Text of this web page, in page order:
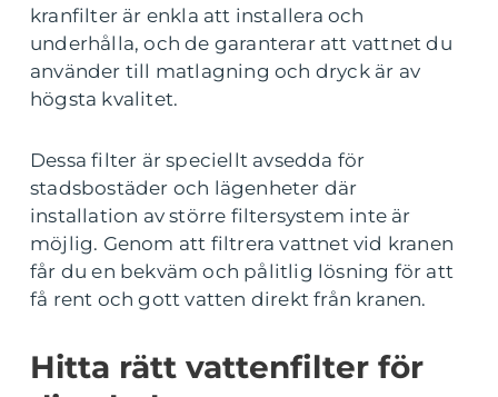
kranfilter är enkla att installera och
underhålla, och de garanterar att vattnet du
använder till matlagning och dryck är av
högsta kvalitet.
Dessa filter är speciellt avsedda för
stadsbostäder och lägenheter där
installation av större filtersystem inte är
möjlig. Genom att filtrera vattnet vid kranen
får du en bekväm och pålitlig lösning för att
få rent och gott vatten direkt från kranen.
Hitta rätt vattenfilter för